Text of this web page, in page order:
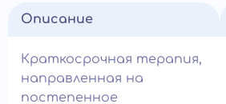
Описание
Краткосрочная терапия,
направленная на
постепенное